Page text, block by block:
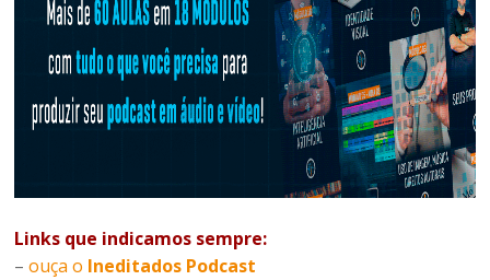
Links que indicamos sempre:
–ouça o Ineditados Podcast